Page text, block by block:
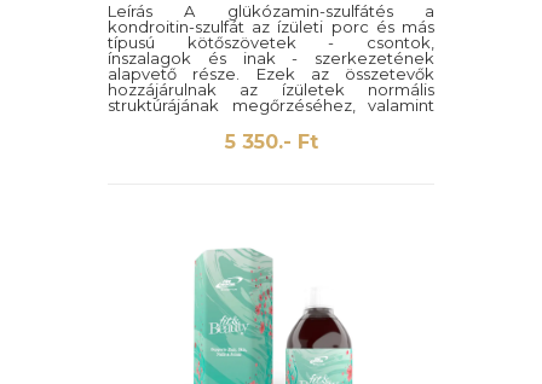
Leírás A glükózamin-szulfátés a
kondroitin-szulfát az ízületi porc és más
típusú kötőszövetek - csontok,
ínszalagok és inak - szerkezetének
alapvető része. Ezek az összetevők
hozzájárulnak az ízületek normális
struktúrájának megőrzéséhez, valamint
és fenntartása közös mobilitást és
rugalmasságot. Az MSM fontos anyag a
kollagén, porcok és csontok
5 350.- Ft